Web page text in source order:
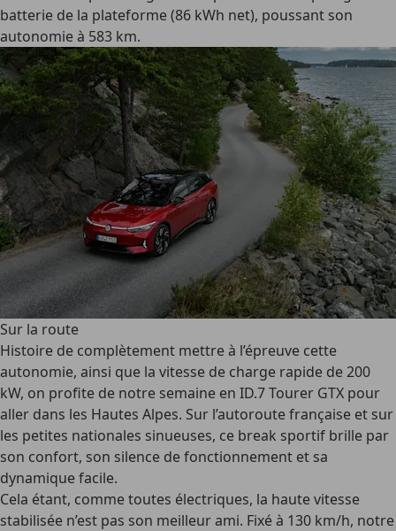
batterie de la plateforme (86 kWh net), poussant son
autonomie à 583 km.
Sur la route
Histoire de complètement mettre à l’épreuve cette
autonomie, ainsi que la vitesse de charge rapide de 200
kW, on profite de notre semaine en ID.7 Tourer GTX pour
aller dans les Hautes Alpes. Sur l’autoroute française et sur
les petites nationales sinueuses, ce break sportif brille par
son confort, son silence de fonctionnement et sa
dynamique facile.
Cela étant, comme toutes électriques, la haute vitesse
stabilisée n’est pas son meilleur ami. Fixé à 130 km/h, notre